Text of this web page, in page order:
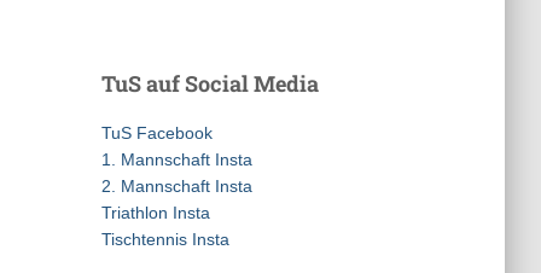
n
a
c
h
:
TuS auf Social Media
TuS Facebook
1. Mannschaft Insta
2. Mannschaft Insta
Triathlon Insta
Tischtennis Insta